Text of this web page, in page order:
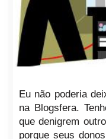
Eu não poderia
na Blogsfera.
que denigrem
porque seus